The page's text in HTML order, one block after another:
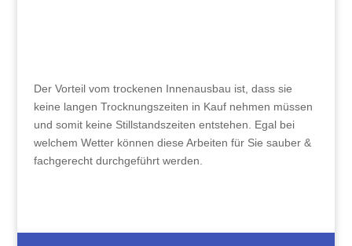
Der Vorteil vom trockenen Innenausbau ist, dass sie
keine langen Trocknungszeiten in Kauf nehmen müssen
und somit keine Stillstandszeiten entstehen. Egal bei
welchem Wetter können diese Arbeiten für Sie sauber &
fachgerecht durchgeführt werden.